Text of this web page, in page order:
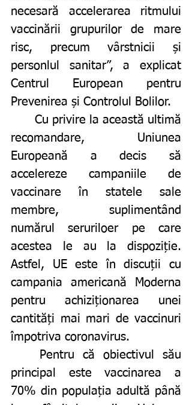
necesară accelerarea ritmului
vaccinării grupurilor de mare
risc, precum vârstnicii și
personlul sanitar”, a explicat
Centrul European pentru
Prevenirea și Controlul Bolilor.
recomandare, Uniunea
Europeană a decis să
accelereze campaniile de
vaccinare în statele sale
membre, suplimentând
numărul seruriloer pe care
acestea le au la dispoziție.
Astfel, UE este în discuții cu
campania americană Moderna
pentru achiziționarea unei
cantități mai mari de vaccinuri
împotriva coronavirus.
principal este vaccinarea a
70% din populația adultă până